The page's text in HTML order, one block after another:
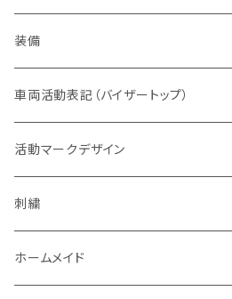
黄色系
キャップ・帽子
ベージュ系
バッジ
パッチ（ワッペン）
キャップ・帽子
取扱権利（販売など）
オフィスウエア
パブ衣装
ナイトウエア
ステージ衣装
ドライウエア
メンズ
ベスト
帽子
ベルト
バッグ
ポーチ
装備
ヘルメット
デルタブランド
乗車型
キャップ
刺繍
シルク印刷
フェイスマスク
メガネ
車両活動表記（バイザートップ）
緊急時表示
警戒表示
オリジナル
活動マークデザイン
活動チームマーク
刺繍
ホームメイド